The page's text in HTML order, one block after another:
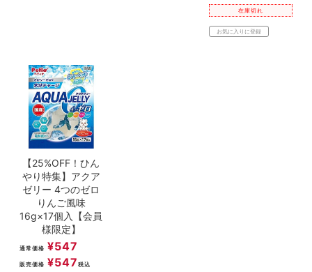
在庫切れ
お気に入りに登録
【25%OFF！ひん
やり特集】アクア
ゼリー 4つのゼロ
りんご風味
16g×17個入【会員
様限定】
通常価格 ¥547
販売価格 ¥547 税込